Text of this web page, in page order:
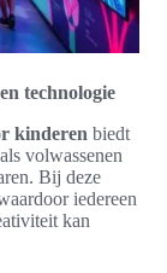
technologie
kinderen biedt
volwassenen
Bij deze
iedereen
kan